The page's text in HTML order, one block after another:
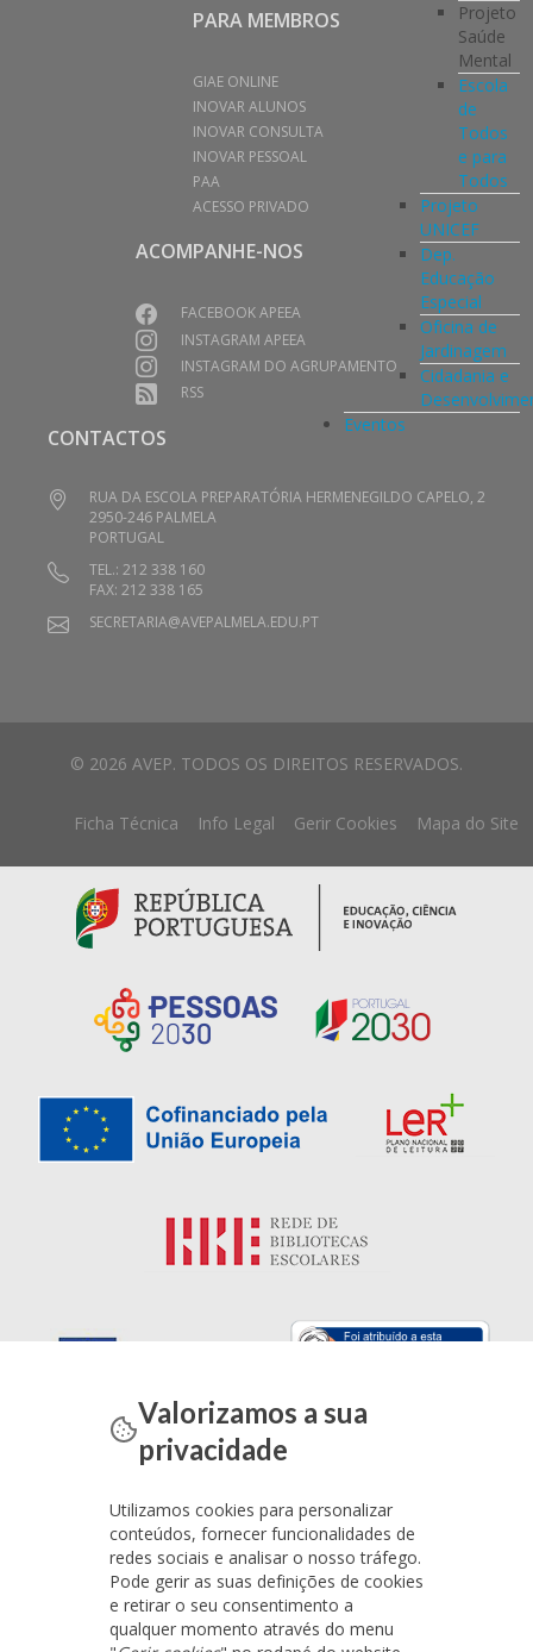
Projeto
Saúde
Mental
Escola
de
Todos
e para
Todos
Projeto
UNICEF
Dep.
Educação
Especial
Oficina de
Jardinagem
Cidadania e
Eventos
PARA MEMBROS
GIAE ONLINE
INOVAR ALUNOS
INOVAR CONSULTA
INOVAR PESSOAL
PAA
ACESSO PRIVADO
ACOMPANHE-NOS
FACEBOOK APEEA
INSTAGRAM APEEA
INSTAGRAM DO AGRUPAMENTO
RSS
CONTACTOS
RUA DA ESCOLA PREPARATÓRIA HERMENEGILDO CAPELO, 2
2950-246 PALMELA
PORTUGAL
TEL.: 212 338 160
FAX: 212 338 165
SECRETARIA@AVEPALMELA.EDU.PT
© 2026 AVEP. TODOS OS DIREITOS RESERVADOS.
Ficha Técnica Info Legal Gerir Cookies Mapa do Site
Valorizamos a sua
privacidade
Utilizamos cookies para personalizar
conteúdos, fornecer funcionalidades de
redes sociais e analisar o nosso tráfego.
Pode gerir as suas definições de cookies
e retirar o seu consentimento a
qualquer momento através do menu